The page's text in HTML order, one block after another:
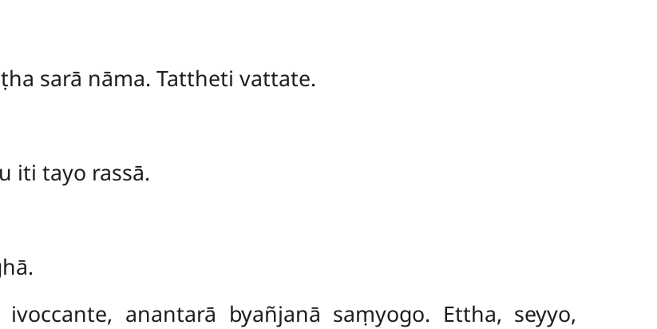
sarā nāma. Tattheti vattate.
iti tayo rassā.
anantarā byañjanā saṃyogo. Ettha, seyyo,